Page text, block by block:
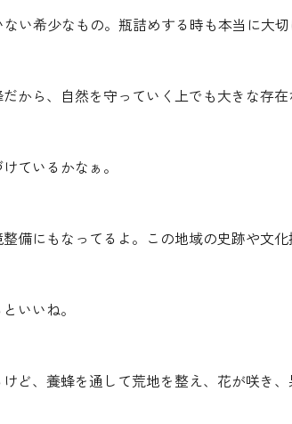
い希少なもの。瓶詰めする時も本当に大切
から、自然を守っていく上でも大きな存在
ているかなぁ。
備にもなってるよ。この地域の史跡や文
いいね。
ど、養蜂を通して荒地を整え、花が咲き